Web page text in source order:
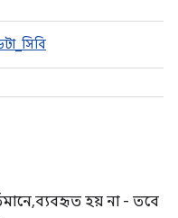
ব্যবহৃত হয় না - তবে